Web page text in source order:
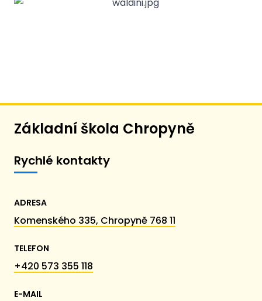
Základní škola Chropyně
Rychlé kontakty
ADRESA
Komenského 335, Chropyně 768 11
TELEFON
+420 573 355 118
E-MAIL